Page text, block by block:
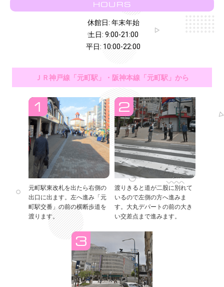
HOURS
休館日: 年末年始
土日: 9:00-21:00
平日: 10:00-22:00
ＪＲ神戸線「元町駅」・阪神本線「元町駅」から
元町駅東改札を出たら右側の
出口に出ます。左へ進み「元
町駅交番」の前の横断歩道を
渡ります。
渡りきると道が二股に別れて
いるので左側の方へ進みま
す。大丸デパートの前の大き
い交差点まで進みます。